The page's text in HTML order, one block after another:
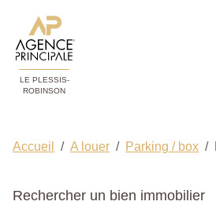
LE PLESSIS-
ROBINSON
Accueil A louer Parking / box
Rechercher un bien immobilier